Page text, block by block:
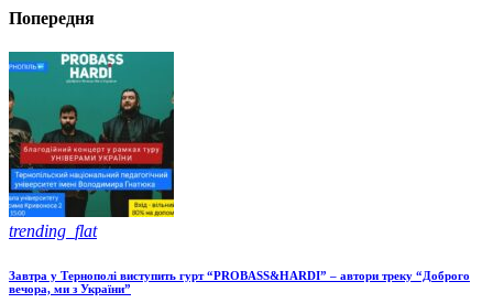
Попередня
trending_flat
Завтра у Тернополі виступить гурт “PROBASS&HARDI” – автори треку “Доброго
вечора, ми з України”